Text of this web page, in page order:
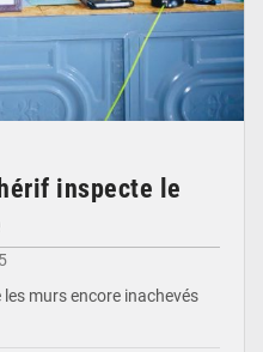
inspecte le
murs encore inachevés